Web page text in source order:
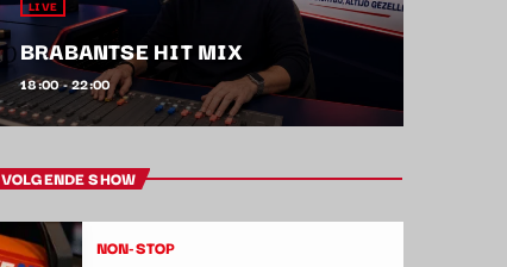
LIVE
BRABANTSE HIT MIX
18:00 - 22:00
VOLGENDE SHOW
NON-STOP